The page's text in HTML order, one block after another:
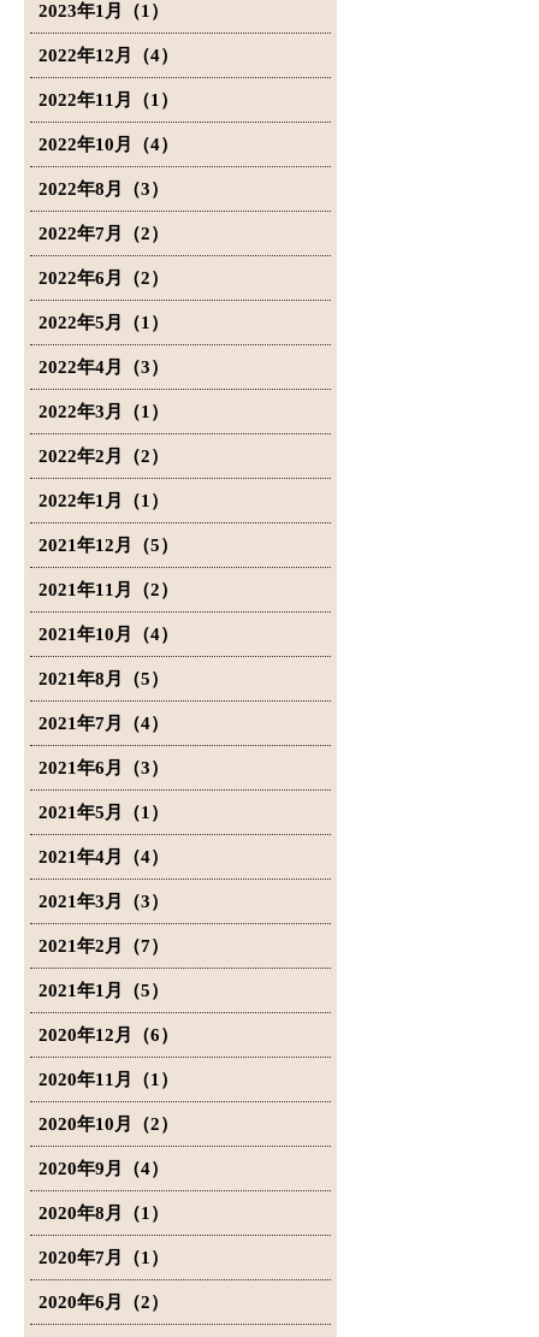
2023年1月（1）
2022年12月（4）
2022年11月（1）
2022年10月（4）
2022年8月（3）
2022年7月（2）
2022年6月（2）
2022年5月（1）
2022年4月（3）
2022年3月（1）
2022年2月（2）
2022年1月（1）
2021年12月（5）
2021年11月（2）
2021年10月（4）
2021年8月（5）
2021年7月（4）
2021年6月（3）
2021年5月（1）
2021年4月（4）
2021年3月（3）
2021年2月（7）
2021年1月（5）
2020年12月（6）
2020年11月（1）
2020年10月（2）
2020年9月（4）
2020年8月（1）
2020年7月（1）
2020年6月（2）